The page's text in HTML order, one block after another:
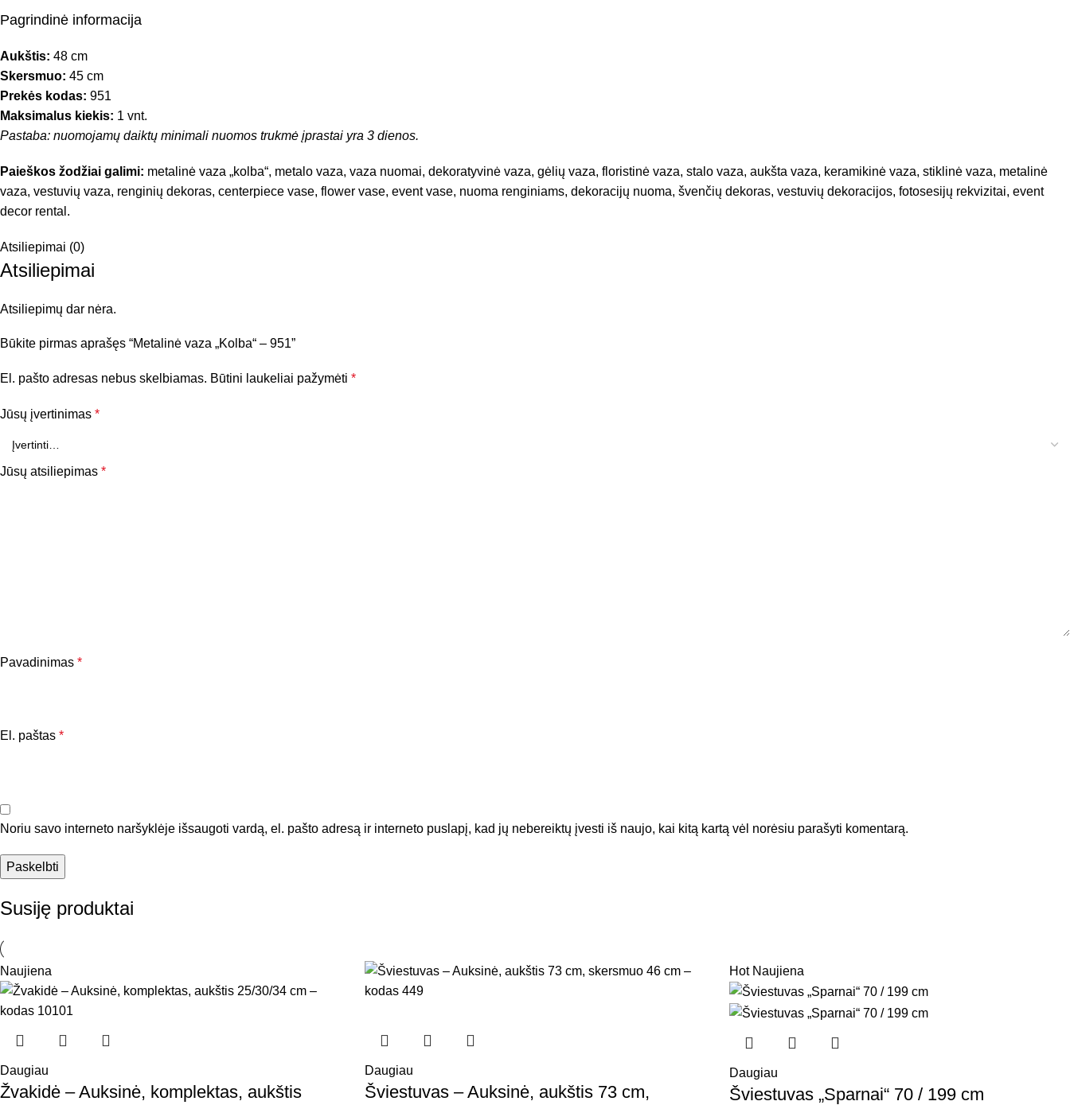
Pagrindinė informacija
Aukštis: 48 cm
Skersmuo: 45 cm
Prekės kodas: 951
Maksimalus kiekis: 1 vnt.
Pastaba: nuomojamų daiktų minimali nuomos trukmė įprastai yra 3 dienos.
Paieškos žodžiai galimi: metalinė vaza „kolba“, metalo vaza, vaza nuomai, dekoratyvinė vaza, gėlių vaza, floristinė vaza, stalo vaza, aukšta vaza, keramikinė vaza, stiklinė vaza, metalinė
vaza, vestuvių vaza, renginių dekoras, centerpiece vase, flower vase, event vase, nuoma renginiams, dekoracijų nuoma, švenčių dekoras, vestuvių dekoracijos, fotosesijų rekvizitai, event
decor rental.
Atsiliepimai (0)
Atsiliepimai
Atsiliepimų dar nėra.
Būkite pirmas aprašęs “Metalinė vaza „Kolba“ – 951”
El. pašto adresas nebus skelbiamas. Būtini laukeliai pažymėti *
Jūsų įvertinimas *
Jūsų atsiliepimas *
Pavadinimas *
El. paštas *
Noriu savo interneto naršyklėje išsaugoti vardą, el. pašto adresą ir interneto puslapį, kad jų nebereiktų įvesti iš naujo, kai kitą kartą vėl norėsiu parašyti komentarą.
Susiję produktai
Naujiena
Daugiau
Žvakidė – Auksinė, komplektas, aukštis
Daugiau
Šviestuvas – Auksinė, aukštis 73 cm,
Hot Naujiena
Daugiau
Šviestuvas „Sparnai“ 70 / 199 cm